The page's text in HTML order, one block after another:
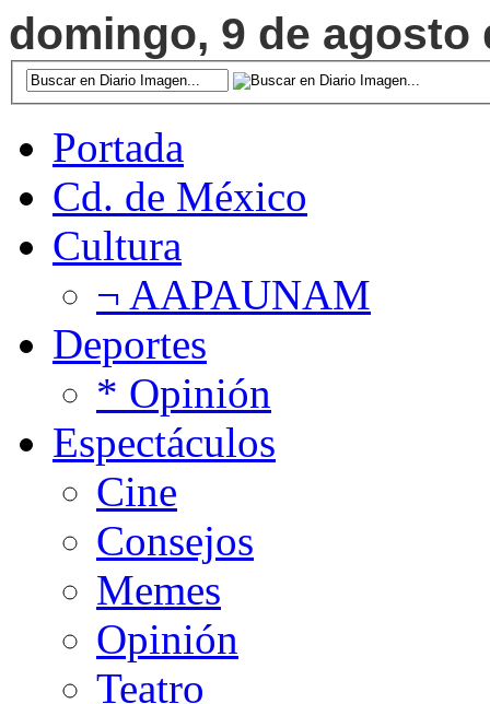
domingo, 9 de agosto
Portada
Cd. de México
Cultura
¬ AAPAUNAM
Deportes
* Opinión
Espectáculos
Cine
Consejos
Memes
Opinión
Teatro